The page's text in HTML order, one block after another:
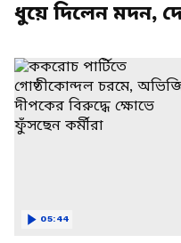
ধুয়ে দিলেন মদন,
05:44